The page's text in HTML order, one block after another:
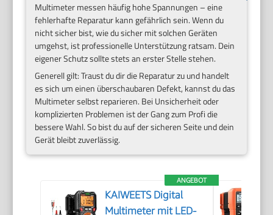
Multimeter messen häufig hohe Spannungen – eine
fehlerhafte Reparatur kann gefährlich sein. Wenn du
nicht sicher bist, wie du sicher mit solchen Geräten
umgehst, ist professionelle Unterstützung ratsam. Dein
eigener Schutz sollte stets an erster Stelle stehen.
Generell gilt: Traust du dir die Reparatur zu und handelt
es sich um einen überschaubaren Defekt, kannst du das
Multimeter selbst reparieren. Bei Unsicherheit oder
komplizierten Problemen ist der Gang zum Profi die
bessere Wahl. So bist du auf der sicheren Seite und dein
Gerät bleibt zuverlässig.
ANGEBOT
KAIWEETS Digital
Multimeter mit LED-